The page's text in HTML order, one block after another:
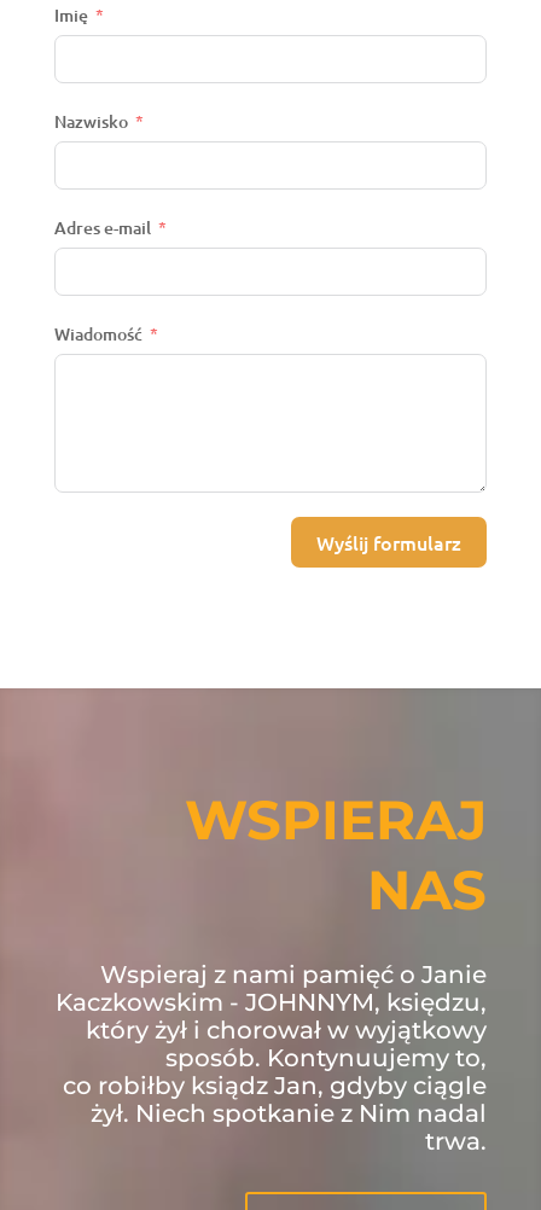
Imię
Nazwisko
Adres e-mail
Wiadomość
Wyślij formularz
WSPIERAJ
NAS
Wspieraj z nami pamięć o Janie
Kaczkowskim - JOHNNYM, księdzu,
który żył i chorował w wyjątkowy
sposób. Kontynuujemy to,
co robiłby ksiądz Jan, gdyby ciągle
żył. Niech spotkanie z Nim nadal
trwa.